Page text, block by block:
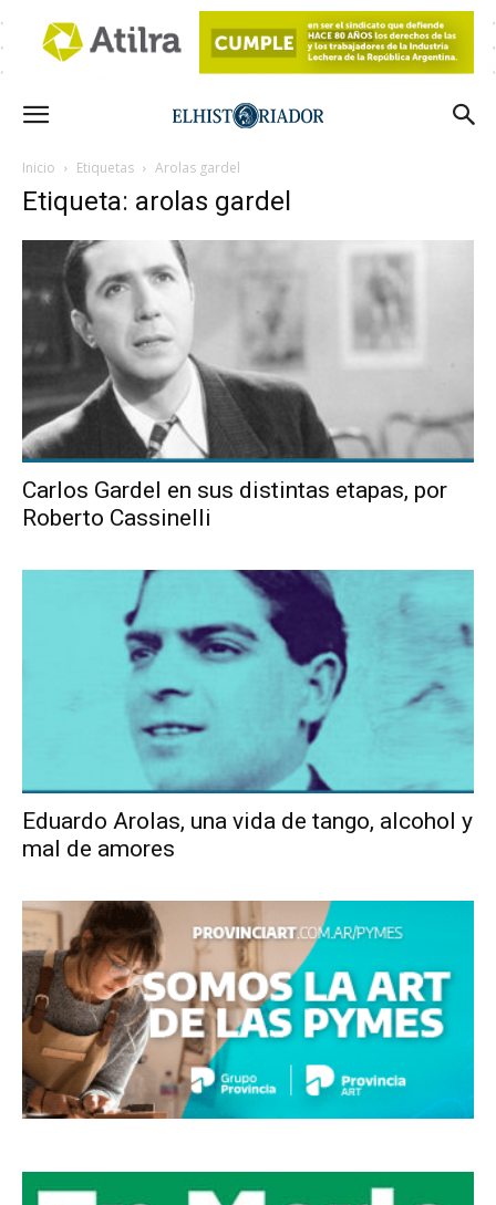
Inicio Etiquetas Arolas gardel
Etiqueta: arolas gardel
Carlos Gardel en sus distintas etapas, por
Roberto Cassinelli
Eduardo Arolas, una vida de tango, alcohol y
mal de amores